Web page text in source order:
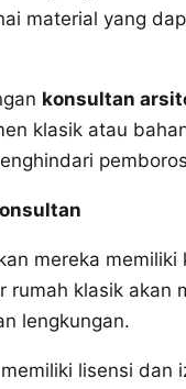
material yang
konsultan
klasik atau
mereka
klasik
lengkungan.
memiliki lisensi dan